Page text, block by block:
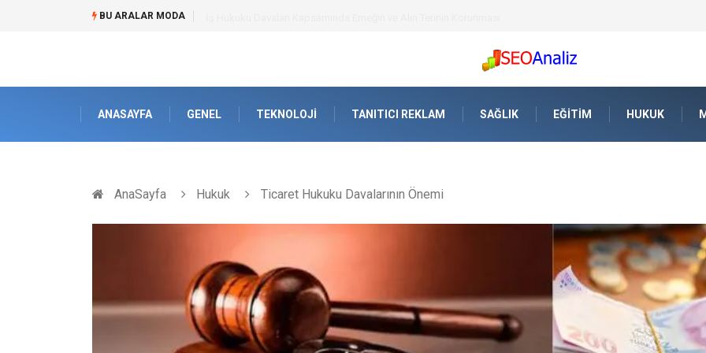
BU ARALAR MODA
ANASAYFA GENEL TEKNOLOJI TANITICI REKLAM SAĞLIK EĞITIM HUKUK
AnaSayfa Hukuk Ticaret Hukuku Davalarının Önemi